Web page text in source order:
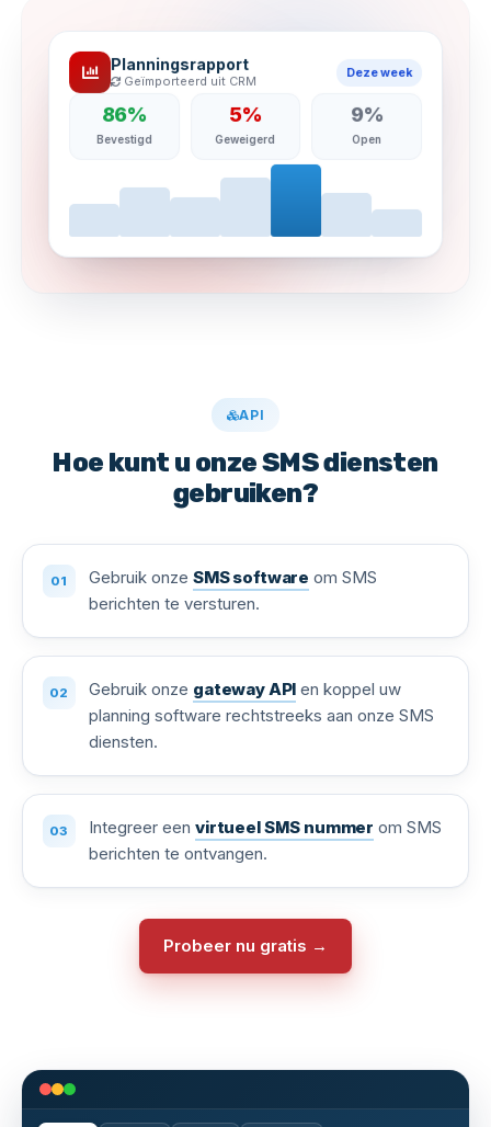
Planningsrapport
Geïmporteerd uit CRM
Deze week
86%
Bevestigd
5%
Geweigerd
9%
Open
API
Hoe kunt u onze SMS diensten
gebruiken?
Gebruik onze SMS software om SMS
berichten te versturen.
Gebruik onze gateway API en koppel uw
planning software rechtstreeks aan onze SMS
diensten.
Integreer een virtueel SMS nummer om SMS
berichten te ontvangen.
Probeer nu gratis →